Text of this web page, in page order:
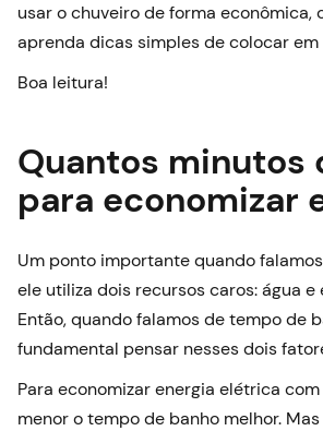
usar o chuveiro de forma econômica,
aprenda dicas simples de colocar
Boa leitura!
Quantos minutos
para economizar
Um ponto importante quando
ele utiliza dois recursos caros: água
Então, quando falamos de tempo de
fundamental pensar nesses dois
Para economizar energia elétrica
menor o tempo de banho melhor.